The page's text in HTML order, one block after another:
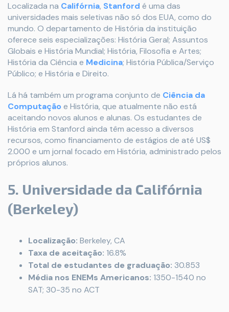
Localizada na Califórnia, Stanford é uma das
universidades mais seletivas não só dos EUA, como do
mundo. O departamento de História da instituição
oferece seis especializações: História Geral; Assuntos
Globais e História Mundial; História, Filosofia e Artes;
História da Ciência e Medicina; História Pública/Serviço
Público; e História e Direito.
Lá há também um programa conjunto de Ciência da
Computação e História, que atualmente não está
aceitando novos alunos e alunas. Os estudantes de
História em Stanford ainda têm acesso a diversos
recursos, como financiamento de estágios de até US$
2.000 e um jornal focado em História, administrado pelos
próprios alunos.
5. Universidade da Califórnia
(Berkeley)
Localização: Berkeley, CA
Taxa de aceitação: 16.8%
Total de estudantes de graduação: 30.853
Média nos ENEMs Americanos: 1350-1540 no
SAT; 30-35 no ACT